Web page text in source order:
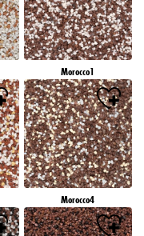
Morocco1
Morocco4